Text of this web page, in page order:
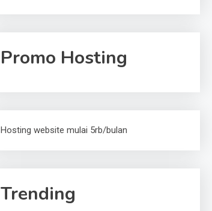
Promo Hosting
Hosting website mulai 5rb/bulan
Trending